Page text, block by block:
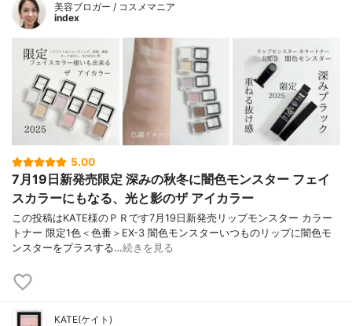
美容ブロガー / コスメマニア
index
5.00
7月19日新発売限定 深みの秋冬に闇色モンスター フェイ
スカラーにもなる、光と影のザ アイカラー
この投稿はKATE様のＰＲです7月19日新発売リップモンスター カラー
トナー 限定1色＜色番＞EX-3 闇色モンスターいつものリップに闇色モ
ンスターをプラスする…続きを見る
KATE(ケイト)